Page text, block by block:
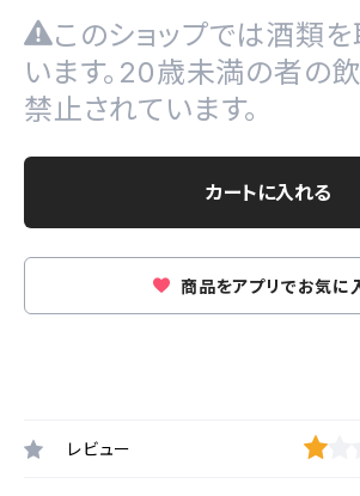
このショップでは酒類を
います。20歳未満の者の
禁止されています。
カートに入れる
商品をアプリでお気に
レビュー